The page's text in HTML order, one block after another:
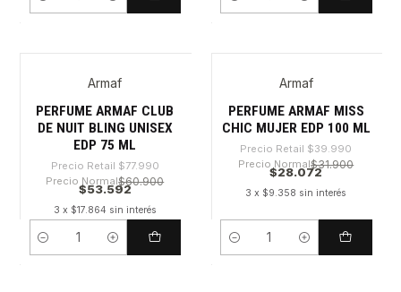
Cantidad Cantidad
Armaf
PERFUME ARMAF CLUB
DE NUIT BLING UNISEX
EDP 75 ML
Precio Retail $77.990
Precio Normal$60.900
$53.592
3 x $17.864 sin interés
Cantidad
Armaf
PERFUME ARMAF MISS
CHIC MUJER EDP 100 ML
Precio Retail $39.990
Precio Normal$31.900
$28.072
3 x $9.358 sin interés
Cantidad